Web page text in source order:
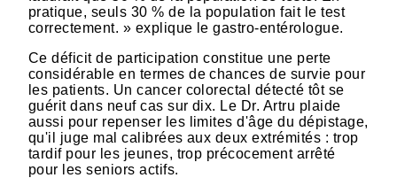
pratique, seuls 30 % de la population fait le test
correctement. » explique le gastro-entérologue.
Ce déficit de participation constitue une perte
considérable en termes de chances de survie pour
les patients. Un cancer colorectal détecté tôt se
guérit dans neuf cas sur dix. Le Dr. Artru plaide
aussi pour repenser les limites d'âge du dépistage,
qu'il juge mal calibrées aux deux extrémités : trop
tardif pour les jeunes, trop précocement arrêté
pour les seniors actifs.